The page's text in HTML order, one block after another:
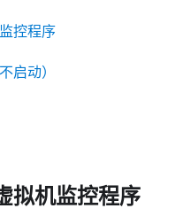
控程序
启动）
拟机监控程序